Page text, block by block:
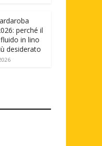
perché il
in lino
desiderato